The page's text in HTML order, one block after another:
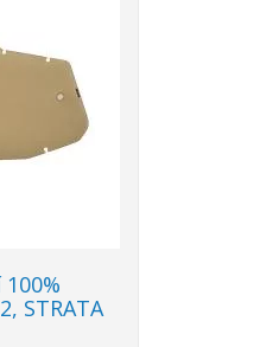
STRATA